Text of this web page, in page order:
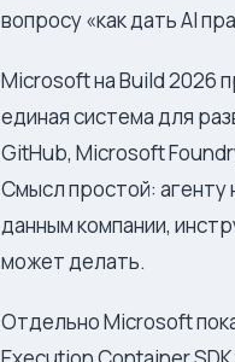
вопросу «как дать AI
Microsoft на Build 2026
единая система для
GitHub, Microsoft
Смысл простой: агенту
данным компании,
может делать.
Отдельно Microsoft